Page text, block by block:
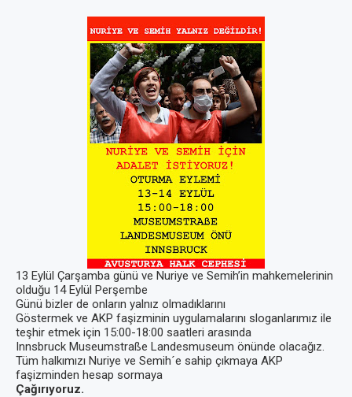
13 Eylül Çarşamba günü ve Nuriye ve Semih’in mahkemelerinin
olduğu 14 Eylül Perşembe
Günü bizler de onların yalnız olmadıklarını
Göstermek ve AKP faşizminin uygulamalarını sloganlarımız ile
teşhir etmek için 15:00-18:00 saatleri arasında
Innsbruck Museumstraße Landesmuseum önünde olacağız.
Tüm halkımızı Nuriye ve Semih´e sahip çıkmaya AKP
faşizminden hesap sormaya
Çağırıyoruz.